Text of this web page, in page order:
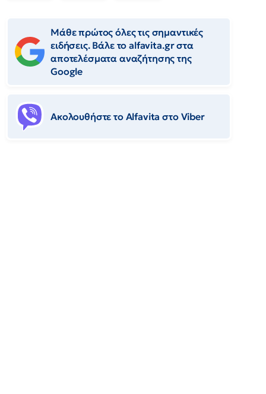
Μάθε πρώτος όλες τις σημαντικές
ειδήσεις. Βάλε το alfavita.gr στα
αποτελέσματα αναζήτησης της
Google
Ακολουθήστε το Αlfavita στο Viber